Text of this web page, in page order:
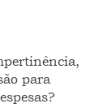
para